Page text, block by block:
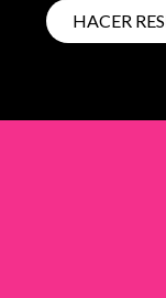
HACER